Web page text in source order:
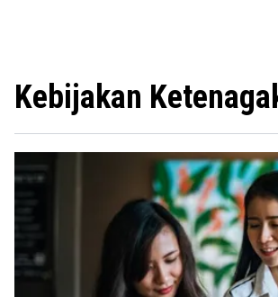
Kebijakan